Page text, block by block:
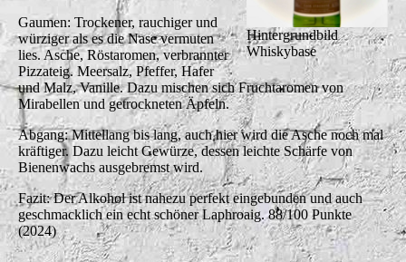
Hintergrundbild
Whiskybase
Gaumen: Trockener, rauchiger und
würziger als es die Nase vermuten
lies. Asche, Röstaromen, verbrannter
Pizzateig. Meersalz, Pfeffer, Hafer
und Malz, Vanille. Dazu mischen sich Fruchtaromen von
Mirabellen und getrockneten Äpfeln.
Abgang: Mittellang bis lang, auch hier wird die Asche noch mal
kräftiger. Dazu leicht Gewürze, dessen leichte Schärfe von
Bienenwachs ausgebremst wird.
Fazit: Der Alkohol ist nahezu perfekt eingebunden und auch
geschmacklich ein echt schöner Laphroaig. 88/100 Punkte
(2024)